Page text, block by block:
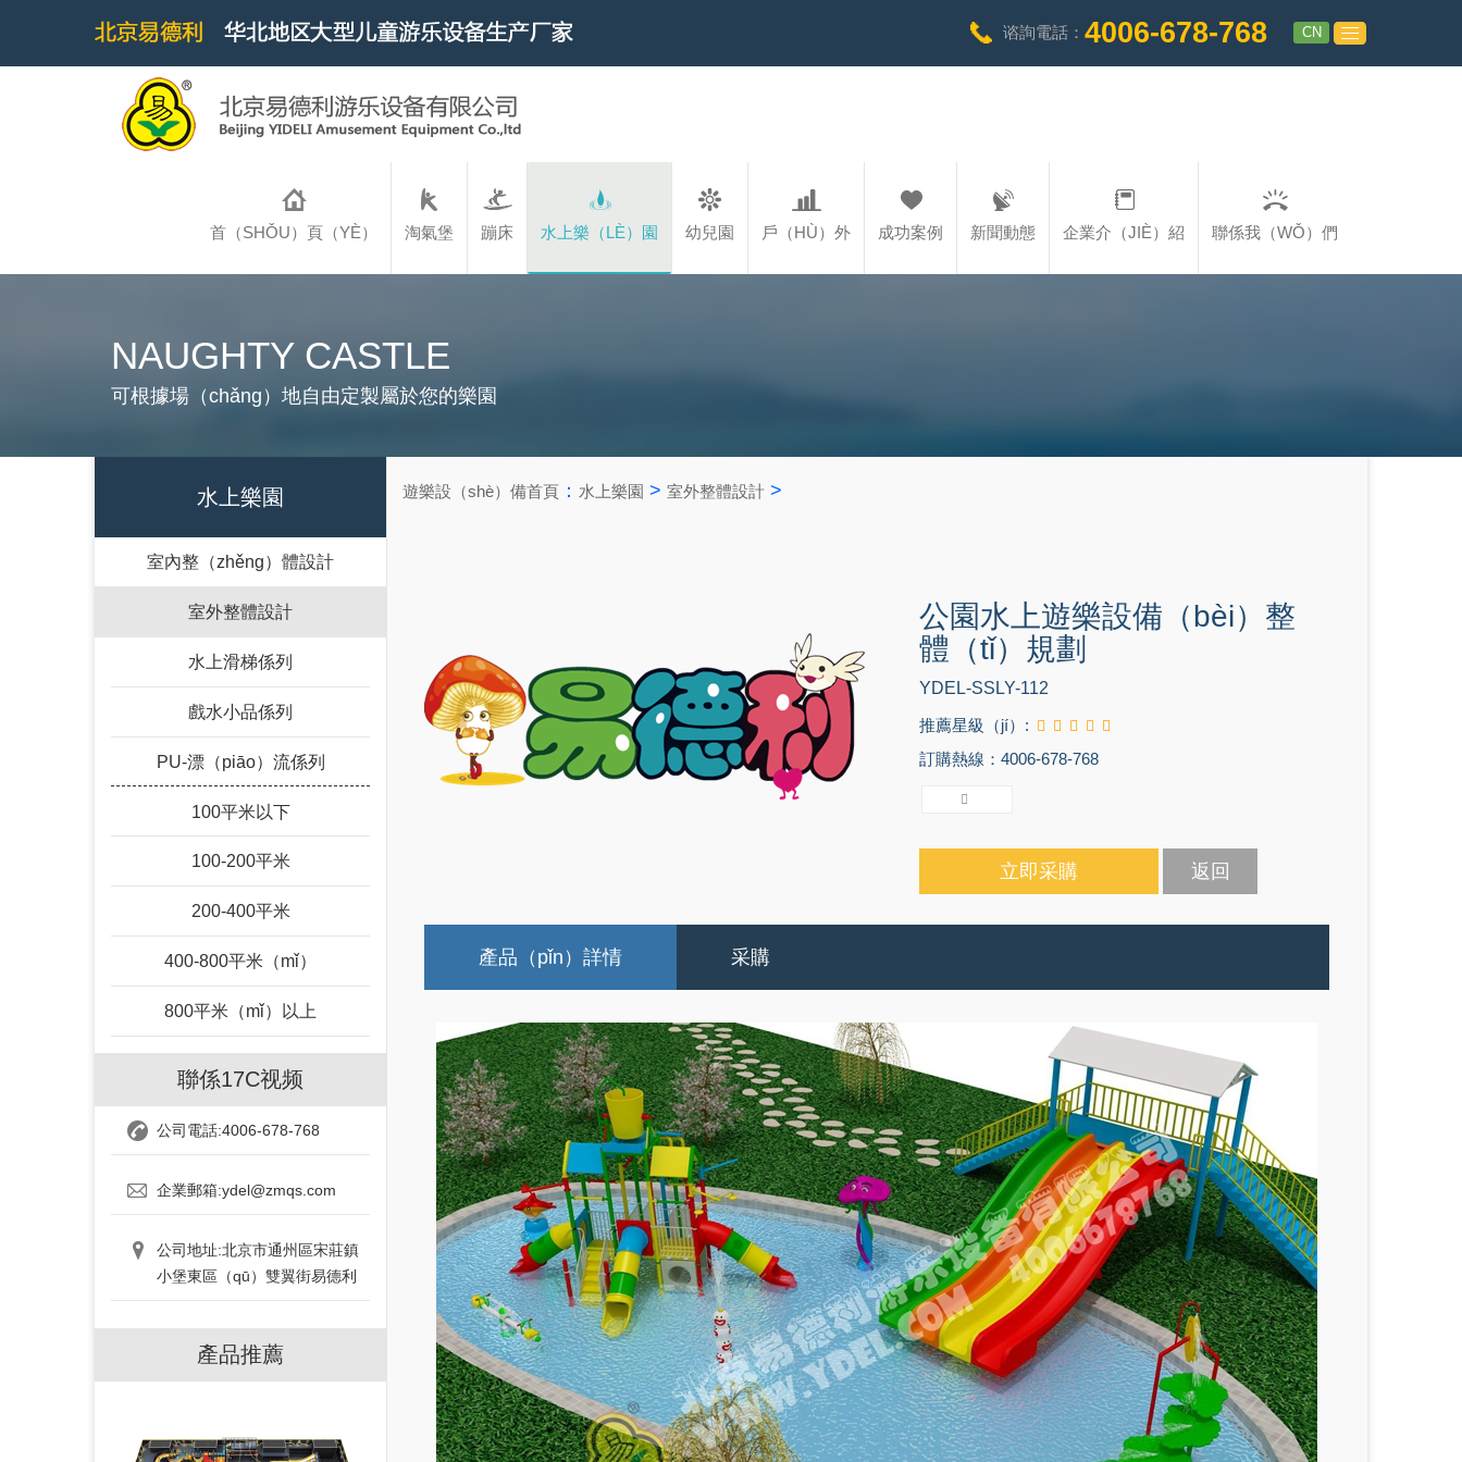
谘詢電話： 4006-678-768 CN
首（SHǑU）頁（YÈ） 淘氣堡 蹦床 水上樂（LÈ）園 幼兒園 戶（HÙ）外 成功案例 新聞動態 企業介（JIÈ）紹 聯係我（WǑ）們
NAUGHTY CASTLE
可根據場（chǎng）地自由定製屬於您的樂園
水上樂園
室內整（zhěng）體設計
室外整體設計
水上滑梯係列
戲水小品係列
PU-漂（piāo）流係列
100平米以下
100-200平米
200-400平米
400-800平米（mǐ）
800平米（mǐ）以上
聯係17C视频
公司電話:4006-678-768
企業郵箱:ydel@zmqs.com
公司地址:北京市通州區宋莊鎮
小堡東區（qū）雙翼街易德利
產品推薦
遊樂設（shè）備首頁 ： 水上樂園 > 室外整體設計 >
公園水上遊樂設備（bèi）整
體（tǐ）規劃
YDEL-SSLY-112
推薦星級（jí）:
訂購熱線：4006-678-768
立即采購 返回
產品（pǐn）詳情 采購